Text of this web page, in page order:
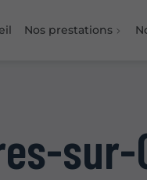
Nos prestations
sur-